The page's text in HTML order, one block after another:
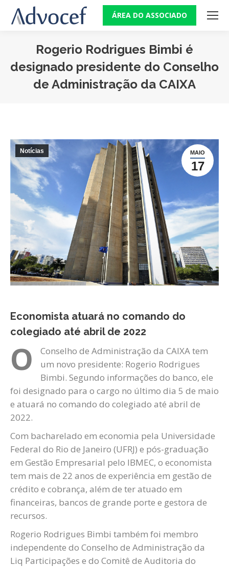
ÁREA DO ASSOCIADO
Rogerio Rodrigues Bimbi é
designado presidente do Conselho
de Administração da CAIXA
MAIO
17
Notícias
Economista atuará no comando do
colegiado até abril de 2022
O
Conselho de Administração da CAIXA tem
um novo presidente: Rogerio Rodrigues
Bimbi. Segundo informações do banco, ele
foi designado para o cargo no último dia 5 de maio
e atuará no comando do colegiado até abril de
2022.
Com bacharelado em economia pela Universidade
Federal do Rio de Janeiro (UFRJ) e pós-graduação
em Gestão Empresarial pelo IBMEC, o economista
tem mais de 22 anos de experiência em gestão de
crédito e cobrança, além de ter atuado em
financeiras, bancos de grande porte e gestora de
recursos.
Rogerio Rodrigues Bimbi também foi membro
independente do Conselho de Administração da
Liq Participações e do Comitê de Auditoria do